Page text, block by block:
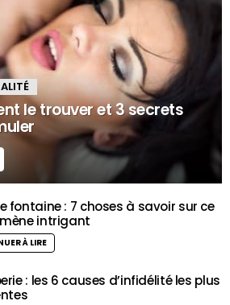
le trouver et 3 secrets
fontaine : 7 choses à savoir sur ce
intrigant
À LIRE
: les 6 causes d’infidélité les plus